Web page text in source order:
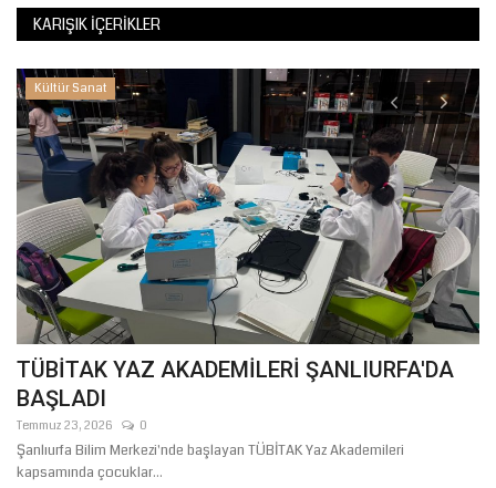
KARIŞIK İÇERIKLER
Kültür Sanat
TÜBİTAK YAZ AKADEMİLERİ ŞANLIURFA'DA
BAŞLADI
Temmuz 23, 2026 0
Şanlıurfa Bilim Merkezi'nde başlayan TÜBİTAK Yaz Akademileri
kapsamında çocuklar...